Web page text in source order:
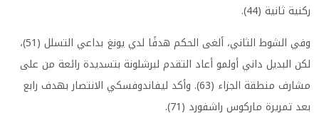
ركنية ثانية (44).
وفي الشوط الثاني، ألغى الحكم هدفًا لدي يونغ بداعي التسلل (51)،
لكن البديل داني أولمو أعاد التقدم لبرشلونة بتسديدة رائعة من على
مشارف منطقة الجزاء (63). وأكد ليفاندوفسكي الانتصار بهدف رابع
بعد تمريرة ماركوس راشفورد (71).